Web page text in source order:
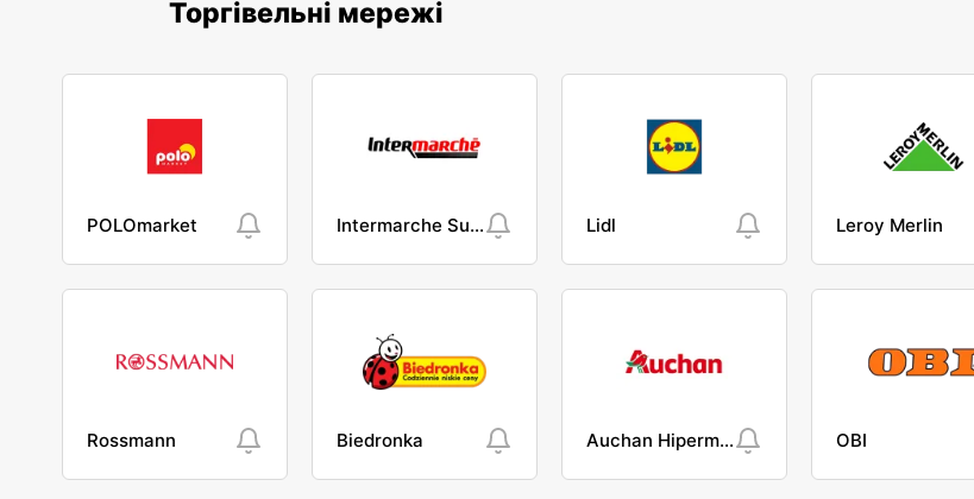
Торгівельні мережі
POLOmarket Intermarche Super Lidl Leroy Merlin
Rossmann Biedronka Auchan Hipermarket OBI